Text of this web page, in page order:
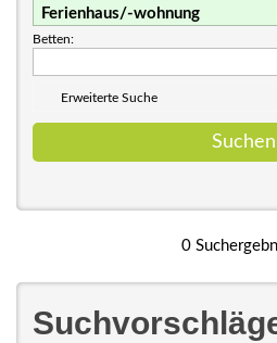
Betten:
Erweiterte Suche
0